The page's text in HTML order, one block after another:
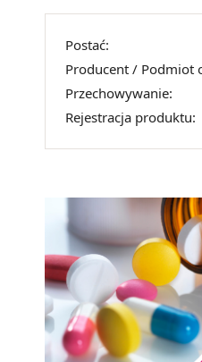
Postać:
Producent / Podmiot
Przechowywanie:
Rejestracja produktu: